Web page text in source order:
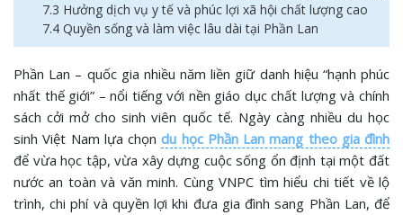
7.3 Hưởng dịch vụ y tế và phúc lợi xã hội chất lượng cao
7.4 Quyền sống và làm việc lâu dài tại Phần Lan
Phần Lan – quốc gia nhiều năm liền giữ danh hiệu “hạnh phúc
nhất thế giới” – nổi tiếng với nền giáo dục chất lượng và chính
sách cởi mở cho sinh viên quốc tế. Ngày càng nhiều du học
sinh Việt Nam lựa chọn du học Phần Lan mang theo gia đình
để vừa học tập, vừa xây dựng cuộc sống ổn định tại một đất
nước an toàn và văn minh. Cùng VNPC tìm hiểu chi tiết về lộ
trình, chi phí và quyền lợi khi đưa gia đình sang Phần Lan, để